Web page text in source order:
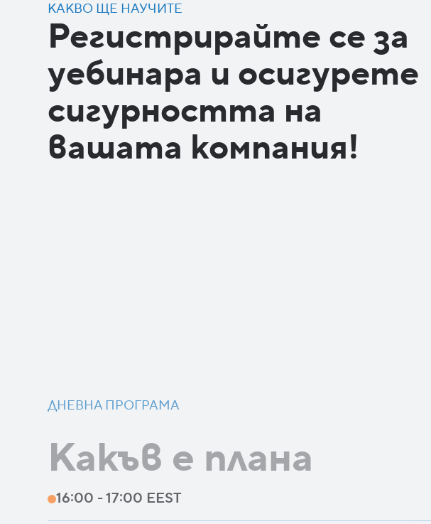
КАКВО ЩЕ НАУЧИТЕ
Регистрирайте се за
уебинара и осигурете
сигурността на
вашата компания!
ДНЕВНА ПРОГРАМА
Какъв е плана
16:00 - 17:00 EEST